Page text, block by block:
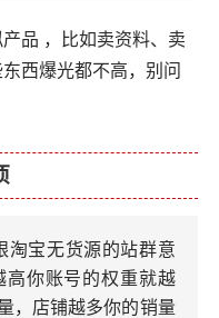
品 ，比如卖资料、卖
西爆光都不高，别问
淘宝无货源的站群意
高你账号的权重就越
，店铺越多你的销量